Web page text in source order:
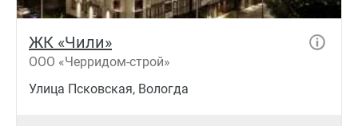
ЖК «Чили»
ООО «Черридом-строй»
Улица Псковская, Вологда